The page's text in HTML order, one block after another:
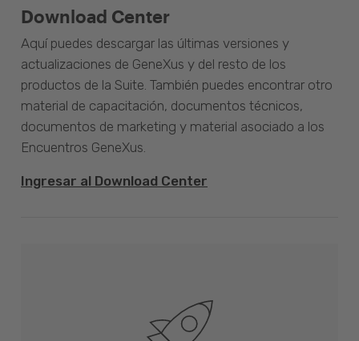
Download Center
Aquí puedes descargar las últimas versiones y
actualizaciones de GeneXus y del resto de los
productos de la Suite. También puedes encontrar otro
material de capacitación, documentos técnicos,
documentos de marketing y material asociado a los
Encuentros GeneXus.
Ingresar al Download Center